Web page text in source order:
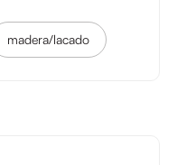
madera/lacado